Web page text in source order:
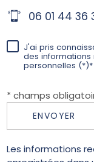
06 01 44 36
J'ai pris
des
personnelles (*)*
* champs
ENVOYER
Les informations